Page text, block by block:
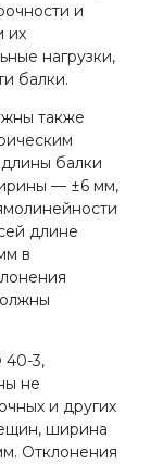
и
их
нагрузки,
балки.
также
балки
— ±6 мм,
длине
в
40-3,
не
и других
ширина
Отклонения